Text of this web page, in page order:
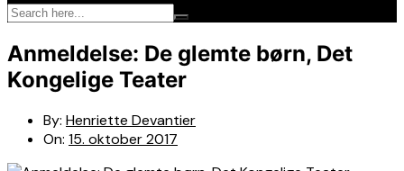
Anmeldelse: De glemte børn, Det
Kongelige Teater
By: Henriette Devantier
On: 15. oktober 2017